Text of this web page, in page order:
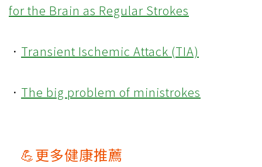
for the Brain as Regular Strokes
． Transient Ischemic Attack (TIA)
． The big problem of ministrokes
💪更多健康推薦